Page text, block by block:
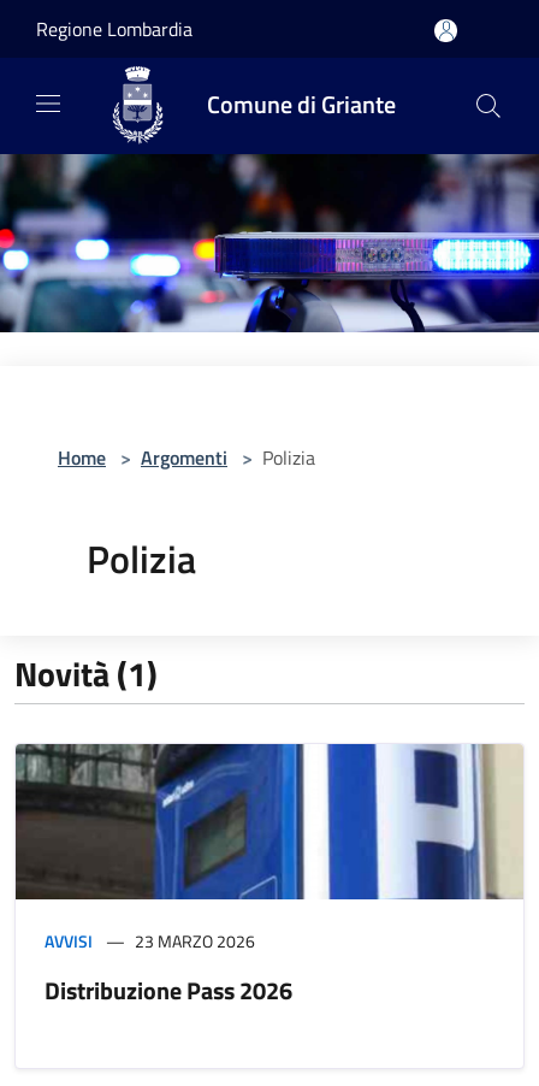
Regione Lombardia
Comune di Griante
Home > Argomenti > Polizia
Polizia
Novità (1)
AVVISI 23 MARZO 2026
Distribuzione Pass 2026